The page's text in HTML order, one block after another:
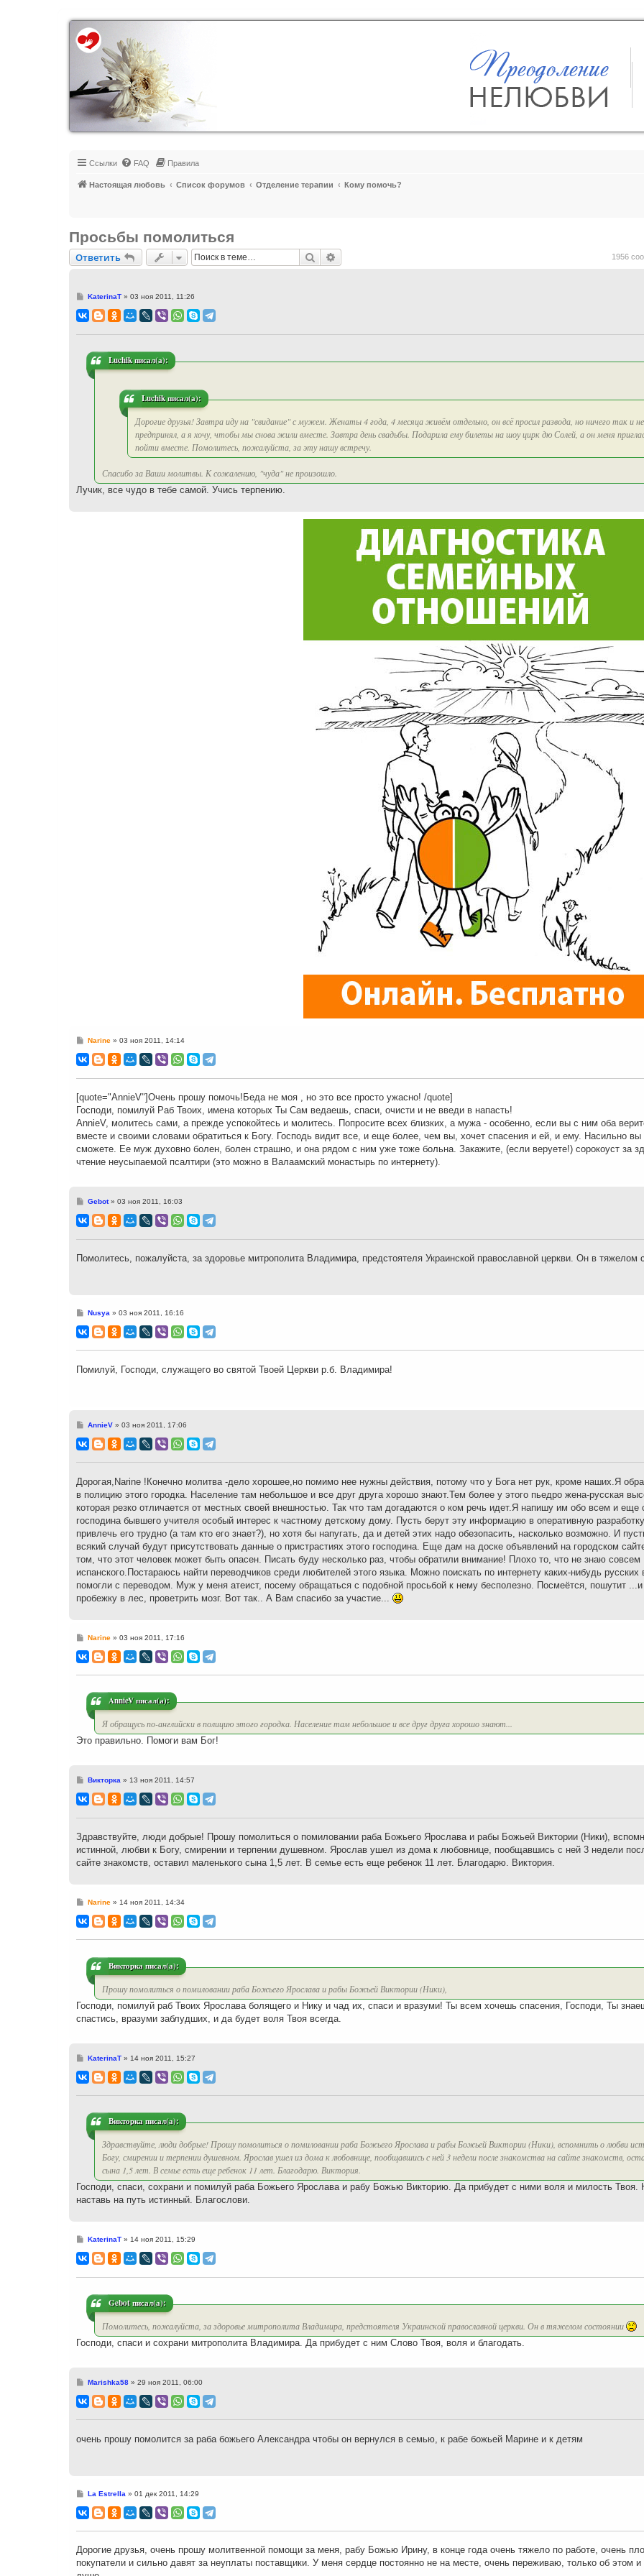
Регистрация
Ссылки FAQ Правила
Настоящая любовь Список форумов Отделение терапии Кому помочь?
Просьбы помолиться
Ответить
Ответить Поиск 1956
С
о
б
и
KaterinaT» 03 ноя 2011, 11:26
Luchik писал(а):
Luchik писал(а):
Дорогие друзья! Завтра иду на "свидание" с мужем. Женаты 4 года, 4 месяца живём отдельно, он всё просил развода, но ничего так и не
предпринял, а я хочу, чтобы мы снова жили вместе. Завтра день свадьбы. Подарила ему билеты на шоу цирк дю Солей, а он меня
пойти вместе. Помолитесь, пожалуйста, за эту нашу встречу.
Спасибо за Ваши молитвы. К сожалению, "чуда" не произошло.
Лучик, все чудо в тебе самой. Учись терпению.
С
о
б
и
е
Narine» 03 ноя 2011, 14:14
[quote="AnnieV"]Очень прошу помочь!Беда не моя , но это все просто ужасно! /quote]
Господи, помилуй Раб Твоих, имена которых Ты Сам ведаешь, спаси, очисти и не введи в напасть!
AnnieV, молитесь сами, а прежде успокойтесь и молитесь. Попросите всех близких, а мужа - особенно, если вы с ним оба
вместе и своими словами обратиться к Богу. Господь видит все, и еще более, чем вы, хочет спасения и ей, и ему. Насильно вы
сможете. Ее муж духовно болен, болен страшно, и она рядом с ним уже тоже больна. Закажите, (если веруете!) сорокоуст за
чтение неусыпаемой псалтири (это можно в Валаамский монастырь по интернету).
С
о
б
и
Gebot» 03 ноя 2011, 16:03
Помолитесь, пожалуйста, за здоровье митрополита Владимира, предстоятеля Украинской православной церкви. Он в тяжелом
С
о
б
и
Nusya » 03 ноя 2011, 16:16
Помилуй, Господи, служащего во святой Твоей Церкви р.б. Владимира!
С
о
б
и
е
AnnieV» 03 ноя 2011, 17:06
Дорогая,Narine !Конечно молитва -дело хорошее,но помимо нее нужны действия, потому что у Бога нет рук, кроме наших.Я
в полицию этого городка. Население там небольшое и все друг друга хорошо знают.Тем более у этого пьедро жена-русская
которая резко отличается от местных своей внешностью. Так что там догадаются о ком речь идет.Я напишу им обо всем и еще
господина бывшего учителя особый интерес к частному детскому дому. Пусть берут эту информацию в оперативную
привлечь его трудно (а там кто его знает?), но хотя бы напугать, да и детей этих надо обезопасить, насколько возможно. И
всякий случай будут присутствовать данные о пристрастиях этого господина. Еще дам на доске объявлений на городском
том, что этот человек может быть опасен. Писать буду несколько раз, чтобы обратили внимание! Плохо то, что не знаю совсем
испанского.Постараюсь найти переводчиков среди любителей этого языка. Можно поискать по интернету каких-нибудь
помогли с переводом. Муж у меня атеист, посему обращаться с подобной просьбой к нему бесполезно. Посмеётся, пошутит
пробежку в лес, проветрить мозг. Вот так.. А Вам спасибо за участие...
С
о
б
и
Narine» 03 ноя 2011, 17:16
AnnieV писал(а):
Я обращусь по-английски в полицию этого городка. Население там небольшое и все друг друга хорошо знают...
Это правильно. Помоги вам Бог!
С
о
б
и
е
Викторка» 13 ноя 2011, 14:57
Здравствуйте, люди добрые! Прошу помолиться о помиловании раба Божьего Ярослава и рабы Божьей Виктории (Ники),
истинной, любви к Богу, смирении и терпении душевном. Ярослав ушел из дома к любовнице, пообщавшись с ней 3 недели
сайте знакомств, оставил маленького сына 1,5 лет. В семье есть еще ребенок 11 лет. Благодарю. Виктория.
С
о
б
и
Narine» 14 ноя 2011, 14:34
Викторка писал(а):
Прошу помолиться о помиловании раба Божьего Ярослава и рабы Божьей Виктории (Ники),
Господи, помилуй раб Твоих Ярослава болящего и Нику и чад их, спаси и вразуми! Ты всем хочешь спасения, Господи, Ты
спастись, вразуми заблудших, и да будет воля Твоя всегда.
С
о
б
и
KaterinaT» 14 ноя 2011, 15:27
Викторка писал(а):
Здравствуйте, люди добрые! Прошу помолиться о помиловании раба Божьего Ярослава и рабы Божьей Виктории (Ники), вспомнить о любви
Богу, смирении и терпении душевном. Ярослав ушел из дома к любовнице, пообщавшись с ней 3 недели после знакомства на сайте знакомств,
сына 1,5 лет. В семье есть еще ребенок 11 лет. Благодарю. Виктория.
Господи, спаси, сохрани и помилуй раба Божьего Ярослава и рабу Божью Викторию. Да прибудет с ними воля и милость Твоя.
наставь на путь истинный. Благослови.
С
о
б
и
KaterinaT» 14 ноя 2011, 15:29
Gebot писал(а):
Помолитесь, пожалуйста, за здоровье митрополита Владимира, предстоятеля Украинской православной церкви. Он в тяжелом состоянии
Господи, спаси и сохрани митрополита Владимира. Да прибудет с ним Слово Твоя, воля и благодать.
С
о
б
и
Marishka58» 29 ноя 2011, 06:00
очень прошу помолится за раба божьего Александра чтобы он вернулся в семью, к рабе божьей Марине и к детям
С
о
б
и
е
La Estrella » 01 дек 2011, 14:29
Дорогие друзья, очень прошу молитвенной помощи за меня, рабу Божью Ирину, в конце года очень тяжело по работе, очень
покупатели и сильно давят за неуплаты поставщики. У меня сердце постоянно не на месте, очень переживаю, только об этом